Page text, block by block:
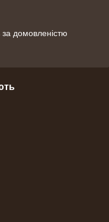
домовленістю